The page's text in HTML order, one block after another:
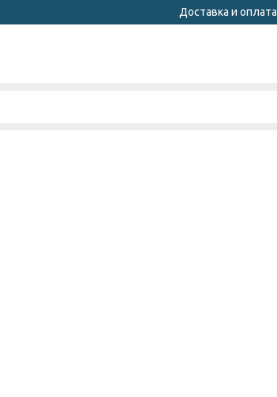
Доставка и оплата